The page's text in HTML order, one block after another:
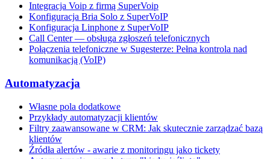
Integracja Voip z firmą SuperVoip
Konfiguracja Bria Solo z SuperVoIP
Konfiguracja Linphone z SuperVoIP
Call Center — obsługa zgłoszeń telefonicznych
Połączenia telefoniczne w Sugesterze: Pełna kontrola nad
komunikacją (VoIP)
Automatyzacja
Własne pola dodatkowe
Przykłady automatyzacji klientów
Filtry zaawansowane w CRM: Jak skutecznie zarządzać bazą
klientów
Źródła alertów - awarie z monitoringu jako tickety